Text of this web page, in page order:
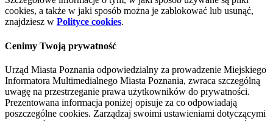
cookies, a także w jaki sposób można je zablokować lub usunąć,
znajdziesz w Polityce cookies.
Cenimy Twoją prywatność
Urząd Miasta Poznania odpowiedzialny za prowadzenie Miejskiego
Informatora Multimedialnego Miasta Poznania, zwraca szczególną
uwagę na przestrzeganie prawa użytkowników do prywatności.
Prezentowana informacja poniżej opisuje za co odpowiadają
poszczególne cookies. Zarządzaj swoimi ustawieniami dotyczącymi